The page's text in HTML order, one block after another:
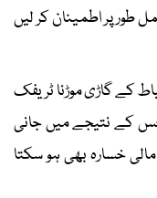
طور پر اطمینان کر لیں
کے گاڑی موڑنا ٹریفک
کے نتیجے میں جانی
خسارہ بھی ہو سکتا